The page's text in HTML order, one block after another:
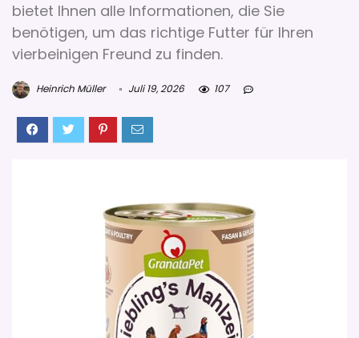
bietet Ihnen alle Informationen, die Sie
benötigen, um das richtige Futter für Ihren
vierbeinigen Freund zu finden.
Heinrich Müller Juli 19, 2026 107